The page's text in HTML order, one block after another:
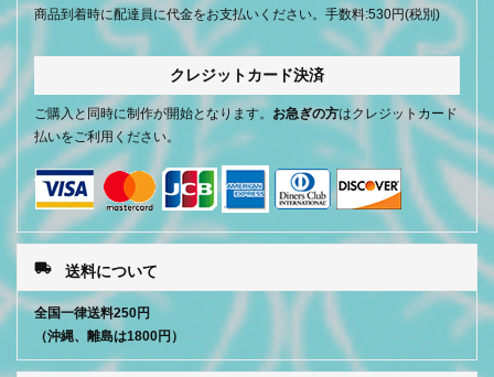
商品到着時に配達員に代金をお支払いください。手数料:530円(税別)
クレジットカード決済
ご購入と同時に制作が開始となります。 お急ぎの方はクレジットカード
払いをご利用ください。
local_shipping 送料について
全国一律送料250円
（沖縄、離島は1800円）